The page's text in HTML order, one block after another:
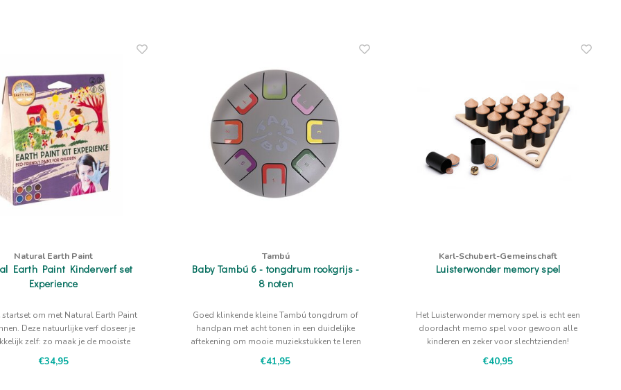
Natural Earth Paint
Earth Paint Kinderverf set
Experience
startset om met Natural Earth Paint
Deze natuurlijke verf doseer je
zelf: zo maak je de mooiste
€34,95
Tambú
Baby Tambú 6 - tongdrum rookgrijs -
8 noten
Goed klinkende kleine Tambú tongdrum of
handpan met acht tonen in een duidelijke
aftekening om mooie muziekstukken te leren
€41,95
Karl-Schubert-Gemeinschaft
Luisterwonder memory spel
Het Luisterwonder memory spel is echt een
doordacht memo spel voor gewoon alle
kinderen en zeker voor slechtzienden!
€40,95